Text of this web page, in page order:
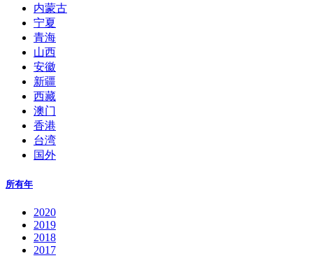
内蒙古
宁夏
青海
山西
安徽
新疆
西藏
澳门
香港
台湾
国外
所有年
2020
2019
2018
2017